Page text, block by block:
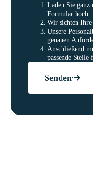
Laden Sie ganz
Formular hoch.
Wir sichten Ihre
Unsere
genauen
Anschließend
passende Stelle
Senden